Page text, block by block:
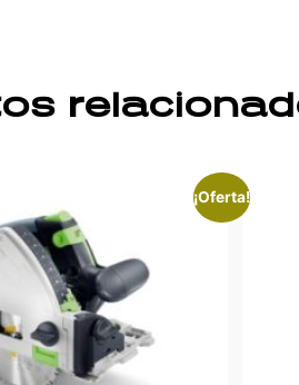
¡Oferta!